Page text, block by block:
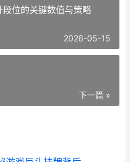
位的关键数值与策略
2026-05-15
下一篇 »